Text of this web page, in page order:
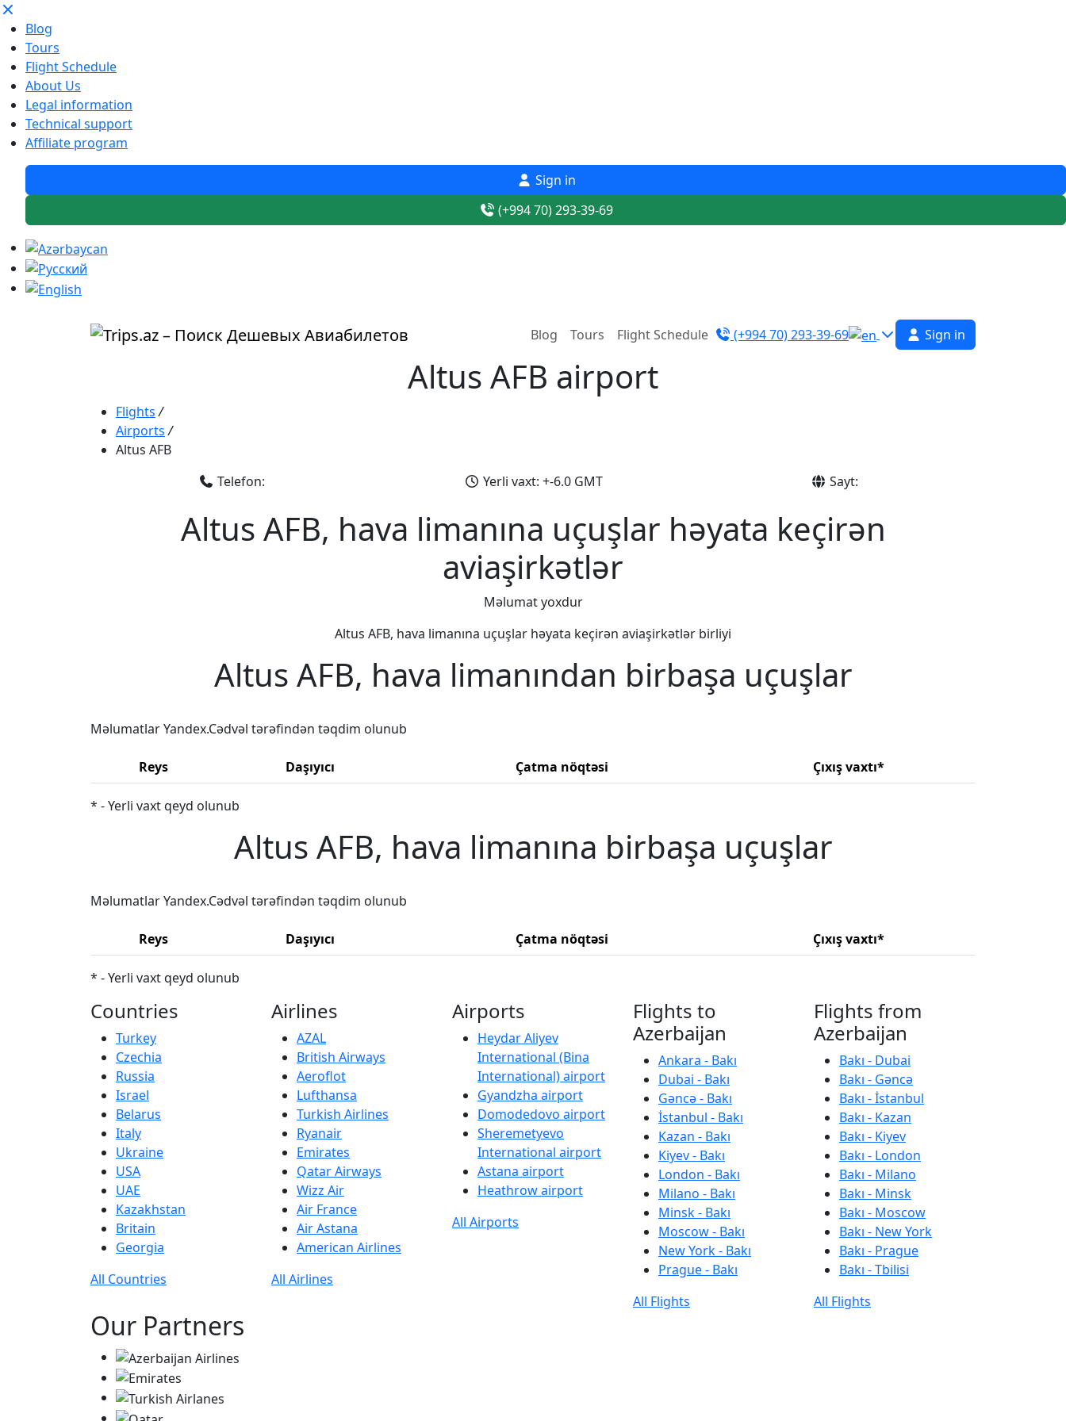
Blog
Tours
Flight Schedule
About Us
Legal information
Technical support
Affiliate program
Sign in
(+994 70) 293-39-69
Blog Tours Flight Schedule (+994 70) 293-39-69 Sign in
Altus AFB airport
Flights /
Airports /
Altus AFB
Telefon:
Yerli vaxt: +-6.0 GMT Sayt:
Altus AFB, hava limanına uçuşlar həyata keçirən
aviaşirkətlər
Məlumat yoxdur
Altus AFB, hava limanına uçuşlar həyata keçirən aviaşirkətlər birliyi
Altus AFB, hava limanından birbaşa uçuşlar
Məlumatlar Yandex.Cədvəl tərəfindən təqdim olunub
Reys Daşıyıcı Çatma nöqtəsi Çıxış vaxtı*
* - Yerli vaxt qeyd olunub
Altus AFB, hava limanına birbaşa uçuşlar
Məlumatlar Yandex.Cədvəl tərəfindən təqdim olunub
Reys Daşıyıcı Çatma nöqtəsi Çıxış vaxtı*
* - Yerli vaxt qeyd olunub
Countries
Turkey
Czechia
Russia
Israel
Belarus
Italy
Ukraine
USA
UAE
Kazakhstan
Britain
Georgia
All Countries
Airlines
AZAL
British Airways
Aeroflot
Lufthansa
Turkish Airlines
Ryanair
Emirates
Qatar Airways
Wizz Air
Air France
Air Astana
American Airlines
All Airlines
Airports
Heydar Aliyev
International (Bina
International) airport
Gyandzha airport
Domodedovo airport
Sheremetyevo
International airport
Astana airport
Heathrow airport
All Airports
Flights to
Azerbaijan
Ankara - Bakı
Dubai - Bakı
Gəncə - Bakı
İstanbul - Bakı
Kazan - Bakı
Kiyev - Bakı
London - Bakı
Milano - Bakı
Minsk - Bakı
Moscow - Bakı
New York - Bakı
Prague - Bakı
All Flights
Flights from
Azerbaijan
Bakı - Dubai
Bakı - Gəncə
Bakı - İstanbul
Bakı - Kazan
Bakı - Kiyev
Bakı - London
Bakı - Milano
Bakı - Minsk
Bakı - Moscow
Bakı - New York
Bakı - Prague
Bakı - Tbilisi
All Flights
Our Partners